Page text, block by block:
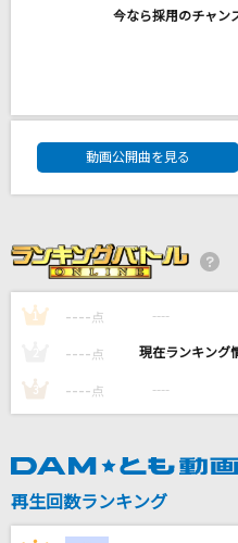
じゃないみたい
Aimer(エメ)
ウエディング
一二三
[名演]シングルベッド
樹」
今なら採用のチャ
DAM★ともボーカ
動画公開曲を見る
1 ---- 点 ----
---- 点 ----
3 ---- 点 ----
再生回数ランキング